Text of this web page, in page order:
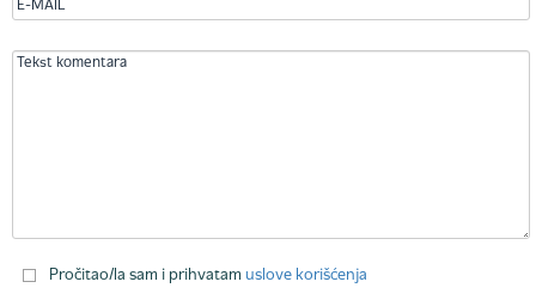
Pročitao/la sam i prihvatam uslove korišćenja